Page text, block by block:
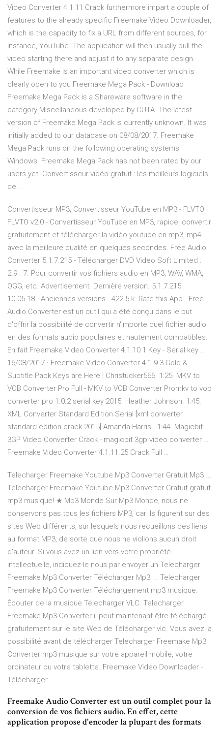
Video Converter 4.1.11 Crack furthermore impart a couple of
features to the already specific Freemake Video Downloader,
which is the capacity to fix a URL from different sources, for
instance, YouTube. The application will then usually pull the
video starting there and adjust it to any separate design.
While Freemake is an important video converter which is
clearly open to you Freemake Mega Pack - Download
Freemake Mega Pack is a Shareware software in the
category Miscellaneous developed by CUTA. The latest
version of Freemake Mega Pack is currently unknown. It was
initially added to our database on 08/08/2017. Freemake
Mega Pack runs on the following operating systems:
Windows. Freemake Mega Pack has not been rated by our
users yet. Convertisseur vidéo gratuit : les meilleurs logiciels
de ...
Convertisseur MP3, Convertisseur YouTube en MP3 - FLVTO
FLVTO v2.0 - Convertisseur YouTube en MP3, rapide, convertir
gratuitement et télécharger la vidéo youtube en mp3, mp4
avec la meilleure qualité en quelques secondes. Free Audio
Converter 5.1.7.215 - Télécharger DVD Video Soft Limited .
2.9 . 7. Pour convertir vos fichiers audio en MP3, WAV, WMA,
OGG, etc. Advertisement. Dernière version. 5.1.7.215 .
10.05.18 . Anciennes versions . 422.5 k. Rate this App . Free
Audio Converter est un outil qui a été conçu dans le but
d'offrir la possibilité de convertir n'importe quel fichier audio
en des formats audio populaires et hautement compatibles.
En fait Freemake Video Converter 4.1.10.1 Key - Serial key …
16/08/2017 · Freemake Video Converter 4.1.9.3 Gold &
Subtitle Pack Keys are Here ! Christucker566. 1:25. MKV to
VOB Converter Pro Full - MKV to VOB Converter Promkv to vob
converter pro 1.0.2 serial key 2015. Heather Johnson. 1:45.
XML Converter Standard Edition Serial [xml converter
standard edition crack 2015] Amanda Harris . 1:44. Magicbit
3GP Video Converter Crack - magicbit 3gp video converter …
Freemake Video Converter 4.1.11.25 Crack Full …
Telecharger Freemake Youtube Mp3 Converter Gratuit Mp3 ...
Telecharger Freemake Youtube Mp3 Converter Gratuit gratuit
mp3 musique! ★ Mp3 Monde Sur Mp3 Monde, nous ne
conservons pas tous les fichiers MP3, car ils figurent sur des
sites Web différents, sur lesquels nous recueillons des liens
au format MP3, de sorte que nous ne violions aucun droit
d'auteur. Si vous avez un lien vers votre propriété
intellectuelle, indiquez-le nous par envoyer un Telecharger
Freemake Mp3 Converter Télécharger Mp3 ... Telecharger
Freemake Mp3 Converter Téléchargement mp3 musique.
Écouter de la musique Telecharger VLC. Telecharger
Freemake Mp3 Converter il peut maintenant être téléchargé
gratuitement sur le site Web de Télécharger vlc. Vous avez la
possibilité avant de télécharger Telecharger Freemake Mp3
Converter mp3 musique sur votre appareil mobile, votre
ordinateur ou votre tablette. Freemake Video Downloader -
Télécharger
Freemake Audio Converter est un outil complet pour la
conversion de vos fichiers audio. En effet, cette
application propose d'encoder la plupart des formats